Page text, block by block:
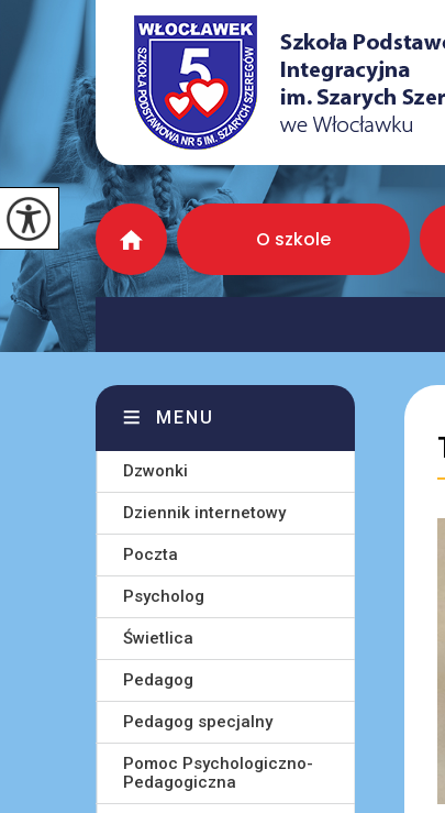
O szkole
MENU
Dzwonki
Dziennik internetowy
Poczta
Psycholog
Świetlica
Pedagog
Pedagog specjalny
Pomoc Psychologiczno-
Pedagogiczna